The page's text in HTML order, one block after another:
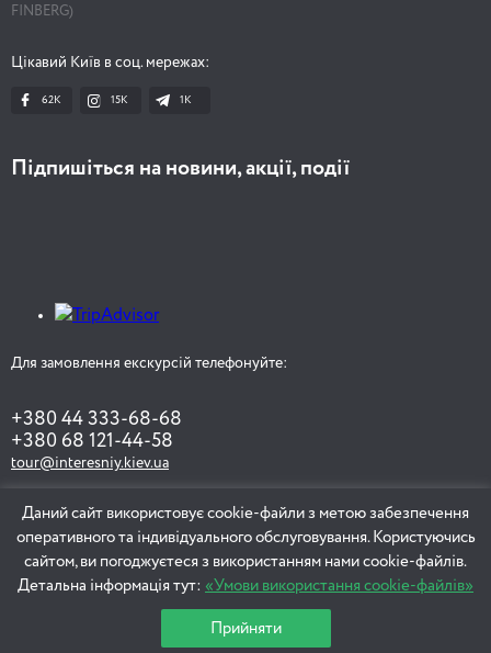
Даний сайт використовує cookie-файли з метою забезпечення
оперативного та індивідуального обслуговування. Користуючись
сайтом, ви погоджуєтеся з використанням нами cookie-файлів.
Детальна інформація тут: «Умови використання cookie-файлів»
Прийняти
FINBERG)
Цікавий Київ в соц. мережах:
62K 15K 1К
Підпишіться на новини, акції, події
Для замовлення екскурсій телефонуйте:
+380 44 333-68-68
+380 68 121-44-58
tour@interesniy.kiev.ua
ЗАМОВИТИ ЕКСКУРСІЮ